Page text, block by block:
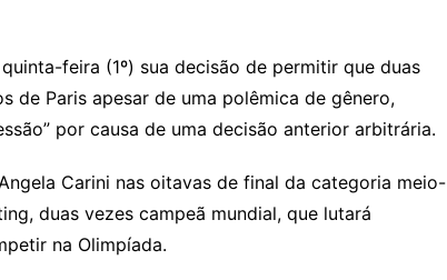
gl
e
Cl
s
sr
s
e
n
g
er
s
a
g
e
o
k.
c
o
m
p
e
o
o
M
ai
l
a
d
s
l
e
feira (1º) sua decisão de permitir que duas
de Paris apesar de uma polêmica de gênero,
por causa de uma decisão anterior arbitrária.
Carini nas oitavas de final da categoria meio-
duas vezes campeã mundial, que lutará
na Olimpíada.